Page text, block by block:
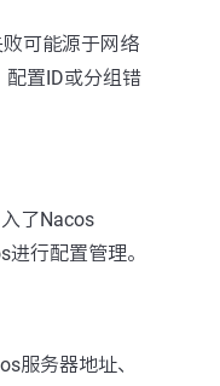
可能源于网络
配置ID或分组错
了Nacos
行配置管理。
服务器地址、